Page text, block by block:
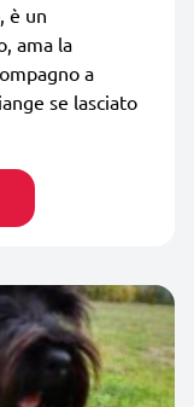
è un
ama la
a
se lasciato